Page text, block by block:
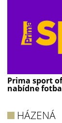
Prima sport
nabídne
HÁZENÁ